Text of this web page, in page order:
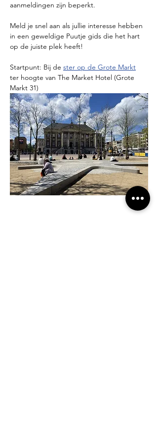
aanmeldingen zijn beperkt.
Meld je snel aan als jullie interesse hebben
in een geweldige Puutje gids die het hart
op de juiste plek heeft!
Startpunt: Bij de ster op de Grote Markt
ter hoogte van The Market Hotel (Grote
Markt 31)